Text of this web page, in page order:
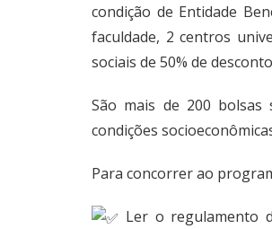
condição de Entidade
faculdade, 2 centros
sociais de 50% de
São mais de 200
condições
Para concorrer ao
Ler o regulamento